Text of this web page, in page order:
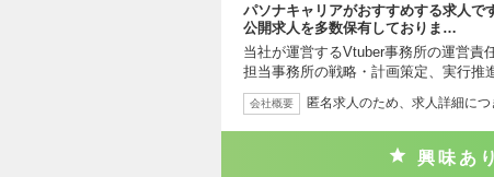
パソナキャリアがおすすめする求人で
公開求人を多数保有しておりま…
当社が運営するVtuber事務所の運営責
担当事務所の戦略・計画策定、実行推
会社概要 匿名求人のため、求人詳細につ
興味あり